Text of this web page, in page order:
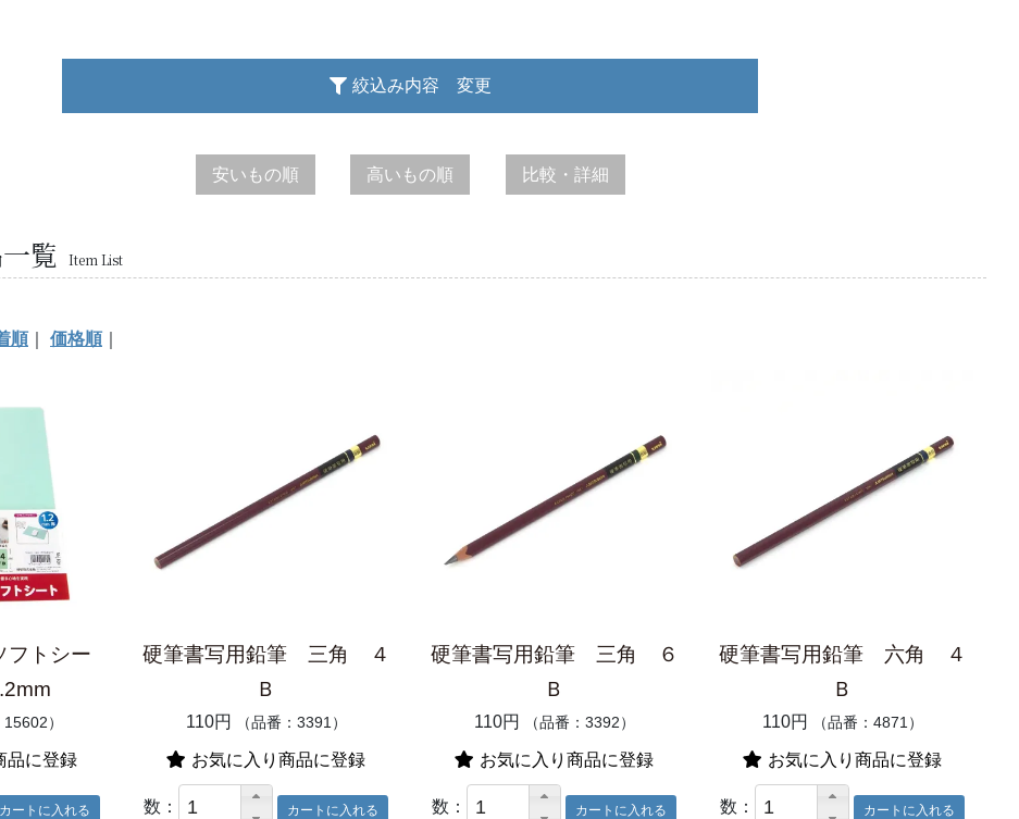
絞込み内容 変更
安いもの順 高いもの順 比較・詳細
覧 Item List
順｜ 価格順｜
フトシー
15602）
品に登録
硬筆書写用鉛筆 三角 ４
Ｂ
110円 （品番：3391）
お気に入り商品に登録
数：
硬筆書写用鉛筆 三角 ６
Ｂ
110円 （品番：3392）
お気に入り商品に登録
数：
硬筆書写用鉛筆 六角 ４
Ｂ
110円 （品番：4871）
お気に入り商品に登録
数：